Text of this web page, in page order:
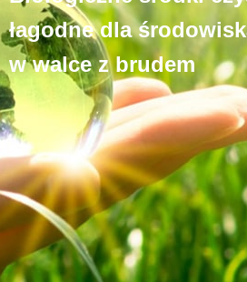
łagodne dla
w walce z brudem